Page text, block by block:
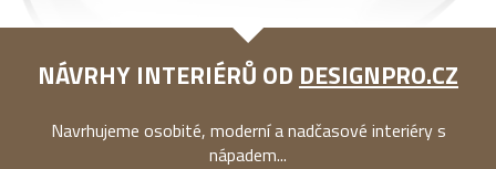
NÁVRHY INTERIÉRŮ OD DESIGNPRO.CZ
Navrhujeme osobité, moderní a nadčasové interiéry s
nápadem...